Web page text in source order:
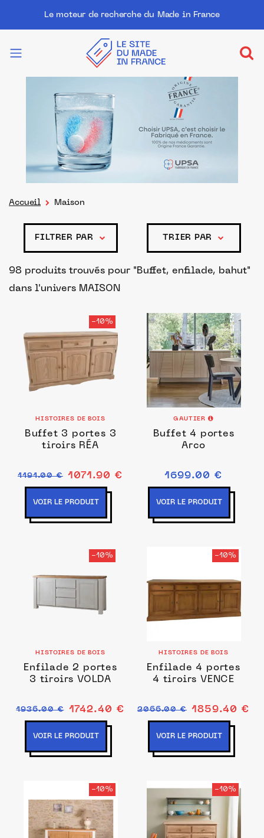
Le moteur de recherche du Made in France
Accueil Maison
FILTRER PAR TRIER PAR
98 produits trouvés pour "Buffet, enfilade, bahut"
dans l'univers MAISON
-10%
HISTOIRES DE BOIS
Buffet 3 portes 3
tiroirs RÉA
1191.00 € 1071.90 €
VOIR LE PRODUIT
GAUTIER
Buffet 4 portes
Arco
1699.00 €
VOIR LE PRODUIT
-10%
HISTOIRES DE BOIS
Enfilade 2 portes
3 tiroirs VOLDA
1936.00 € 1742.40 €
VOIR LE PRODUIT
-10%
HISTOIRES DE BOIS
Enfilade 4 portes
4 tiroirs VENCE
2066.00 € 1859.40 €
VOIR LE PRODUIT
-10% -10%